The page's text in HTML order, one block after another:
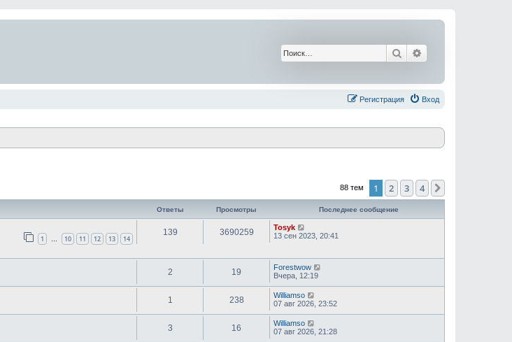
Поиск
Вход
Регистрация
88 тем 1 2 3 4
Ответы Просмотры Последнее сообщение
1 … 10 11 12 13 14
139 3690259
Tosyk
13 сен 2023, 20:41
2 19
Forestwow
Вчера, 12:19
1 238
Williamso
07 авг 2026, 23:52
3 16
Williamso
07 авг 2026, 21:28